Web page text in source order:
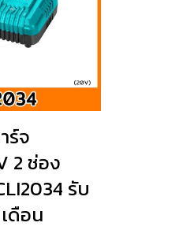
ร์จ
2 ช่อง
รับ
ดือน